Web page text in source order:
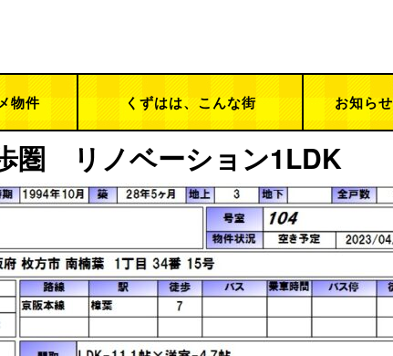
物件 くずはは、こんな街 お知らせ
圏 リノベーション1LDK